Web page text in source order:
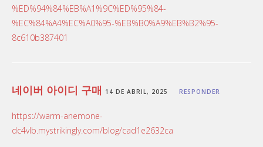
%ED%94%84%EB%A1%9C%ED%95%84-
%EC%84%A4%EC%A0%95-%EB%B0%A9%EB%B2%95-
8c610b387401
네이버 아이디 구매 14 DE ABRIL, 2025 RESPONDER
https://warm-anemone-
dc4vlb.mystrikingly.com/blog/cad1e2632ca